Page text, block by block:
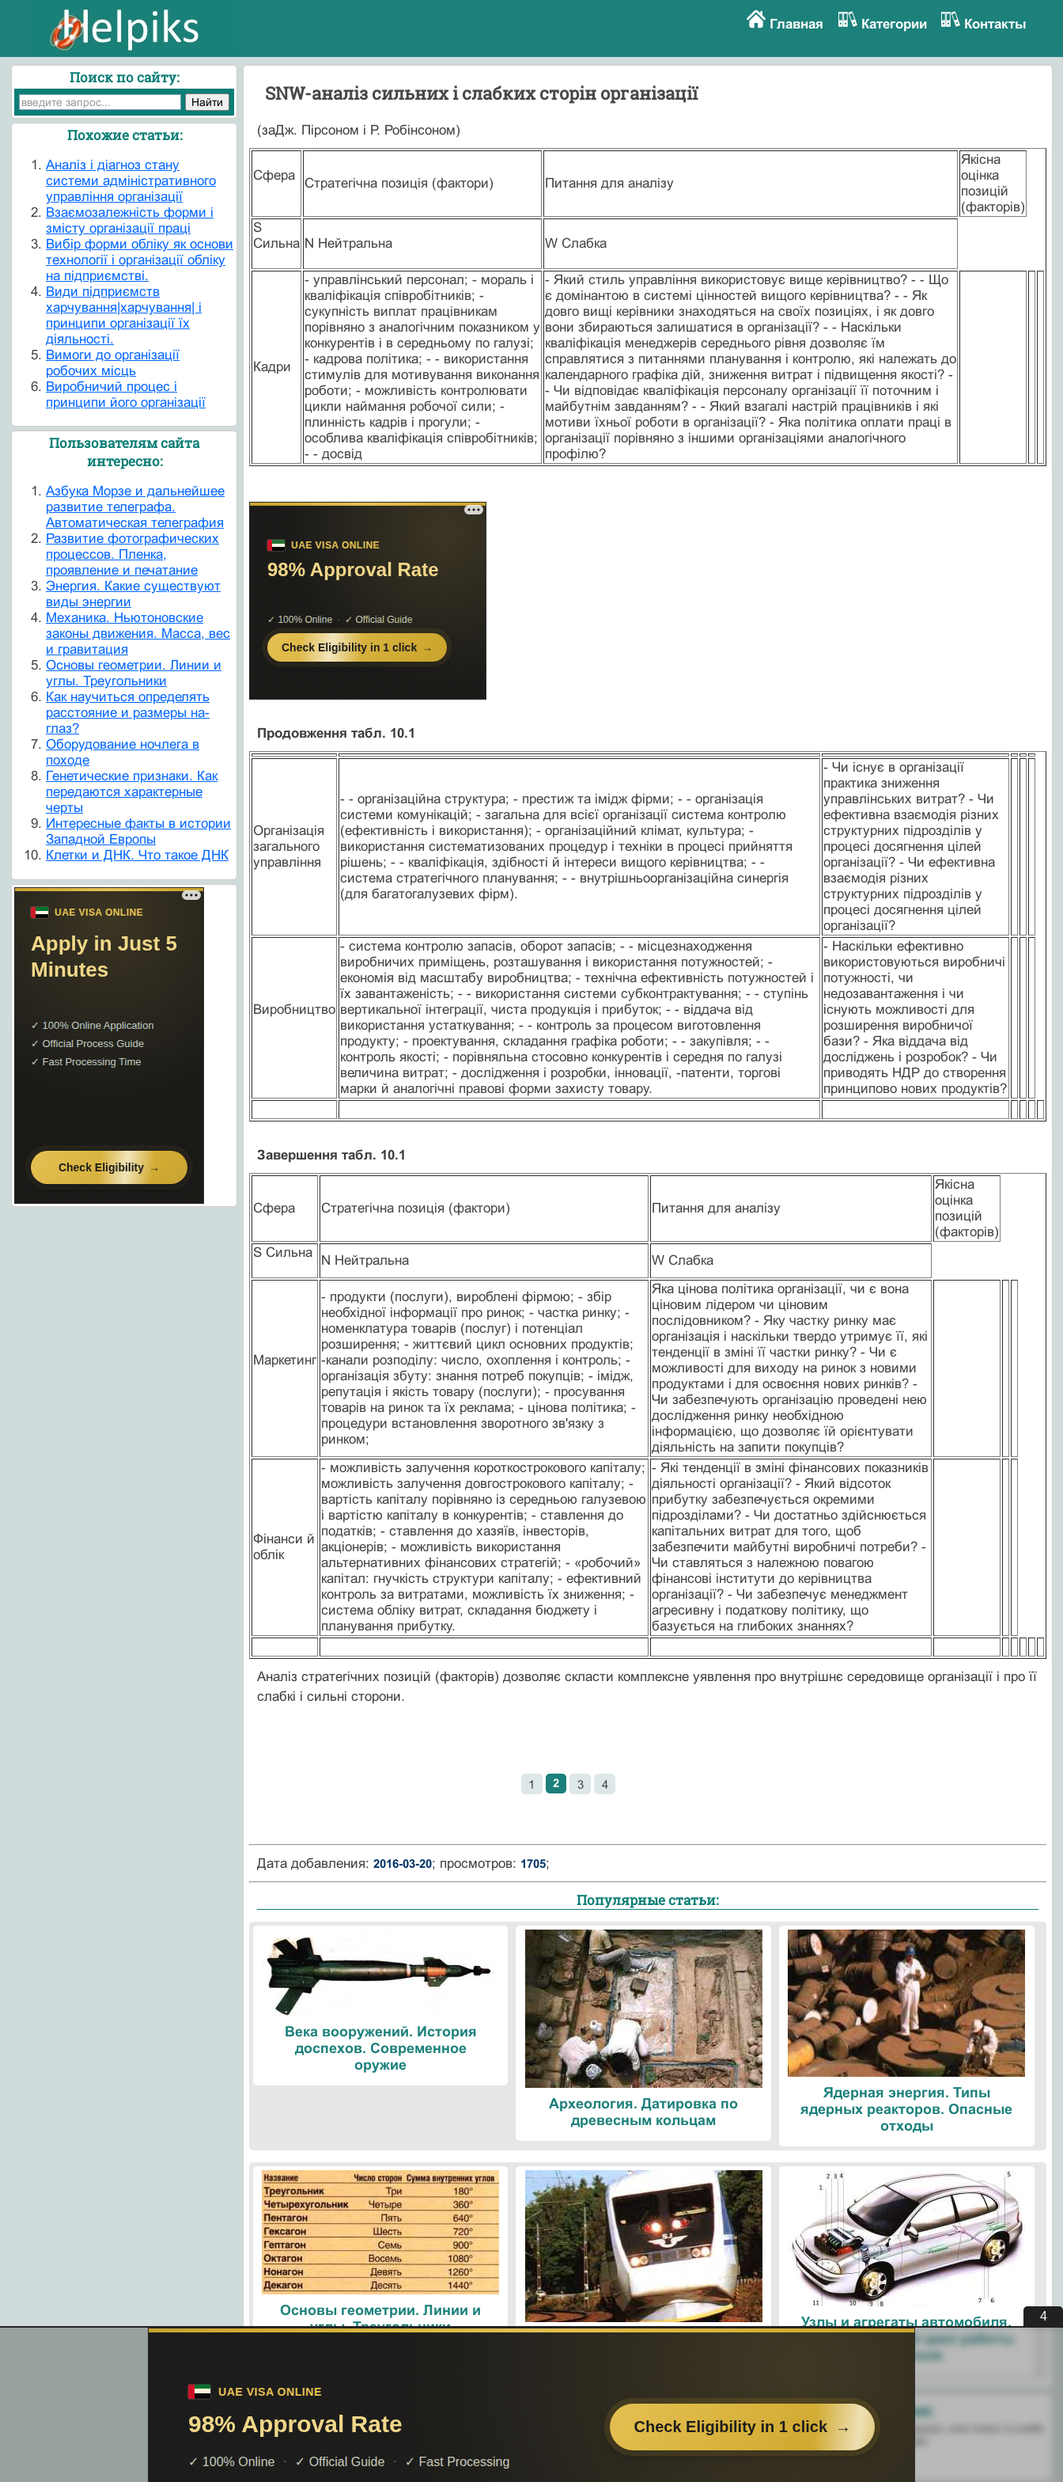
Главная Категории Контакты
SNW-аналіз сильних і слабких сторін організації
(заДж. Пірсоном і Р. Робінсоном)
Сфера
Стратегічна позиція (фактори) Питання для аналізу
Якісна
оцінка
позицій
(факторів)
S
Сильна N Нейтральна W Слабка
Кадри
- управлінський персонал; - мораль і
кваліфікація співробітників; -
сукупність виплат працівникам
порівняно з аналогічним показником у
конкурентів і в середньому по галузі;
- кадрова політика; - - використання
стимулів для мотивування виконання
роботи; - можливість контролювати
цикли наймання робочої сили; -
плинність кадрів і прогули; -
особлива кваліфікація співробітників;
- - досвід
- Який стиль управління використовує вище керівництво? - - Що
є домінантою в системі цінностей вищого керівництва? - - Як
довго вищі керівники знаходяться на своїх позиціях, і як довго
вони збираються залишатися в організації? - - Наскільки
кваліфікація менеджерів середнього рівня дозволяє їм
справлятися з питаннями планування і контролю, які належать до
календарного графіка дій, зниження витрат і підвищення якості? -
- Чи відповідає кваліфікація персоналу організації її поточним і
майбутнім завданням? - - Який взагалі настрій працівників і які
мотиви їхньої роботи в організації? - Яка політика оплати праці в
організації порівняно з іншими організаціями аналогічного
профілю?
Продовження табл. 10.1
Організація
загального
управління
- - організаційна структура; - престиж та імідж фірми; - - організація
системи комунікацій; - загальна для всієї організації система контролю
(ефективність і використання); - організаційний клімат, культура; -
використання систематизованих процедур і техніки в процесі прийняття
рішень; - - кваліфікація, здібності й інтереси вищого керівництва; - -
система стратегічного планування; - - внутрішньоорганізаційна синергія
(для багатогалузевих фірм).
- Чи існує в організації
практика зниження
управлінських витрат? - Чи
ефективна взаємодія різних
структурних підрозділів у
процесі досягнення цілей
організації? - Чи ефективна
взаємодія різних
структурних підрозділів у
процесі досягнення цілей
організації?
Виробництво
- система контролю запасів, оборот запасів; - - місцезнаходження
виробничих приміщень, розташування і використання потужностей; -
економія від масштабу виробництва; - технічна ефективність потужностей і
їх завантаженість; - - використання системи субконтрактування; - - ступінь
вертикальної інтеграції, чиста продукція і прибуток; - - віддача від
використання устаткування; - - контроль за процесом виготовлення
продукту; - проектування, складання графіка роботи; - - закупівля; - -
контроль якості; - порівняльна стосовно конкурентів і середня по галузі
величина витрат; - дослідження і розробки, інновації, -патенти, торгові
марки й аналогічні правові форми захисту товару.
- Наскільки ефективно
використовуються виробничі
потужності, чи
недозавантаження і чи
існують можливості для
розширення виробничої
бази? - Яка віддача від
досліджень і розробок? - Чи
приводять НДР до створення
принципово нових продуктів?
Завершення табл. 10.1
Сфера Стратегічна позиція (фактори) Питання для аналізу
Якісна
оцінка
позицій
(факторів)
S Сильна
N Нейтральна W Слабка
Маркетинг
- продукти (послуги), вироблені фірмою; - збір
необхідної інформації про ринок; - частка ринку; -
номенклатура товарів (послуг) і потенціал
розширення; - життєвий цикл основних продуктів;
-канали розподілу: число, охоплення і контроль; -
організація збуту: знання потреб покупців; - імідж,
репутація і якість товару (послуги); - просування
товарів на ринок та їх реклама; - цінова політика; -
процедури встановлення зворотного зв'язку з
ринком;
Яка цінова політика організації, чи є вона
ціновим лідером чи ціновим
послідовником? - Яку частку ринку має
організація і наскільки твердо утримує її, які
тенденції в зміні її частки ринку? - Чи є
можливості для виходу на ринок з новими
продуктами і для освоєння нових ринків? -
Чи забезпечують організацію проведені нею
дослідження ринку необхідною
інформацією, що дозволяє їй орієнтувати
діяльність на запити покупців?
Фінанси й
облік
- можливість залучення короткострокового капіталу;
можливість залучення довгострокового капіталу; -
вартість капіталу порівняно із середньою галузевою
і вартістю капіталу в конкурентів; - ставлення до
податків; - ставлення до хазяїв, інвесторів,
акціонерів; - можливість використання
альтернативних фінансових стратегій; - «робочий»
капітал: гнучкість структури капіталу; - ефективний
контроль за витратами, можливість їх зниження; -
система обліку витрат, складання бюджету і
планування прибутку.
- Які тенденції в зміні фінансових показників
діяльності організації? - Який відсоток
прибутку забезпечується окремими
підрозділами? - Чи достатньо здійснюється
капітальних витрат для того, щоб
забезпечити майбутні виробничі потреби? -
Чи ставляться з належною повагою
фінансові інститути до керівництва
організації? - Чи забезпечує менеджмент
агресивну і податкову політику, що
базується на глибоких знаннях?
Аналіз стратегічних позицій (факторів) дозволяє скласти комплексне уявлення про внутрішнє середовище організації і про її
слабкі і сильні сторони.
1 2 3 4
Дата добавления: 2016-03-20; просмотров: 1705;
Популярные статьи:
Века вооружений. История
доспехов. Современное
оружие
Археология. Датировка по
древесным кольцам
Ядерная энергия. Типы
ядерных реакторов. Опасные
отходы
Основы геометрии. Линии и
углы. Треугольники
Поезда. Современные
Узлы и агрегаты автомобиля.
Четырехтактный цикл работы
двигателя
Поиск по сайту:
Похожие статьи:
Аналіз і діагноз стану
системи адміністративного
управління організації
Взаємозалежність форми і
змісту організації праці
Вибір форми обліку як основи
технології і організації обліку
на підприємстві.
Види підприємств
харчування|харчування| і
принципи організації їх
діяльності.
Вимоги до організації
робочих місць
Виробничий процес і
принципи його організації
Пользователям сайта
интересно:
Азбука Морзе и дальнейшее
развитие телеграфа.
Автоматическая телеграфия
Развитие фотографических
процессов. Пленка,
проявление и печатание
Энергия. Какие существуют
виды энергии
Механика. Ньютоновские
законы движения. Масса, вес
и гравитация
Основы геометрии. Линии и
углы. Треугольники
Как научиться определять
расстояние и размеры на-
глаз?
Оборудование ночлега в
походе
Генетические признаки. Как
передаются характерные
черты
Интересные факты в истории
Западной Европы
Клетки и ДНК. Что такое ДНК
При помощи поиска вы сможете найти нужную вам информацию.
Поделитесь с друзьями:
Если вам перенёс пользу информационный материал, или помог в учебе
– поделитесь этим сайтом с друзьями и знакомыми.
3